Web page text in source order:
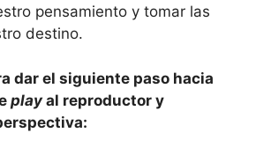
pensamiento y tomar las
destino.
dar el siguiente paso hacia
playal reproductor y